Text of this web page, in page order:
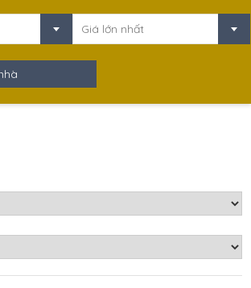
Giá lớn nhất